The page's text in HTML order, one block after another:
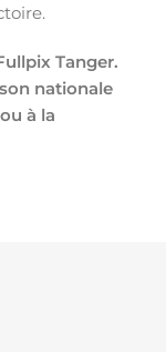
Tanger.
nationale
à la